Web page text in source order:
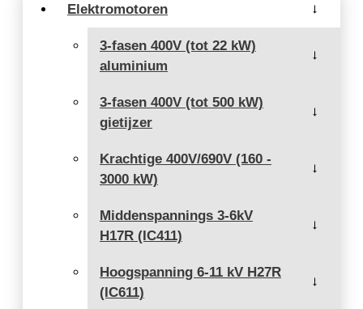
Elektromotoren →
3-fasen 400V (tot 22 kW)
aluminium
→
3-fasen 400V (tot 500 kW)
gietijzer
→
Krachtige 400V/690V (160 -
3000 kW)
→
Middenspannings 3-6kV
H17R (IC411)
→
Hoogspanning 6-11 kV H27R
(IC611)
→